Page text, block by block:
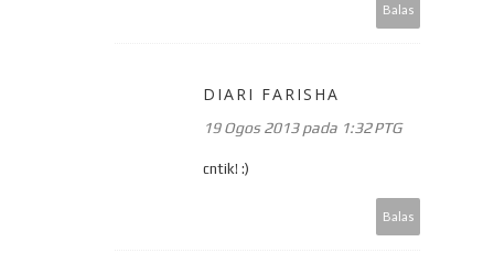
Balas
DIARI FARISHA
19 Ogos 2013 pada 1:32 PTG
cntik! :)
Balas